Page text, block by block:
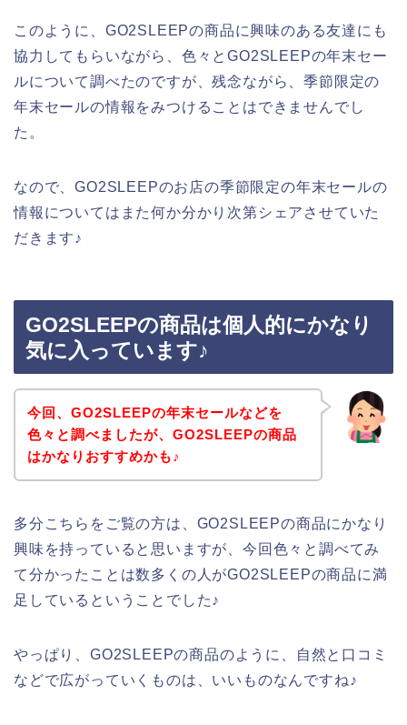
このように、GO2SLEEPの商品に興味のある友達にも
協力してもらいながら、色々とGO2SLEEPの年末セー
ルについて調べたのですが、残念ながら、季節限定の
年末セールの情報をみつけることはできませんでし
た。
なので、GO2SLEEPのお店の季節限定の年末セールの
情報についてはまた何か分かり次第シェアさせていた
だきます♪
GO2SLEEPの商品は個人的にかなり
気に入っています♪
今回、GO2SLEEPの年末セールなどを
色々と調べましたが、GO2SLEEPの商品
はかなりおすすめかも♪
多分こちらをご覧の方は、GO2SLEEPの商品にかなり
興味を持っていると思いますが、今回色々と調べてみ
て分かったことは数多くの人がGO2SLEEPの商品に満
足しているということでした♪
やっぱり、GO2SLEEPの商品のように、自然と口コミ
などで広がっていくものは、いいものなんですね♪